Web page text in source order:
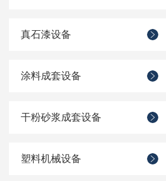
真石漆设备
涂料成套设备
干粉砂浆成套设备
塑料机械设备